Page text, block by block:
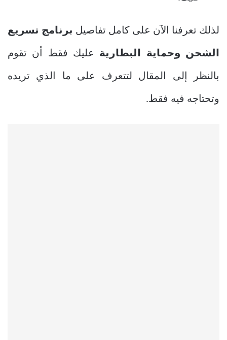
لذلك تعرفنا الآن على كامل تفاصيل برنامج تسريع
الشحن وحماية البطارية عليك فقط أن تقوم
بالنظر إلى المقال لتتعرف على ما الذي تريده
وتحتاجه فيه فقط.